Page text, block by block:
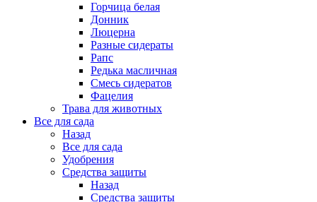
Горчица белая
Донник
Люцерна
Разные сидераты
Рапс
Редька масличная
Смесь сидератов
Фацелия
Трава для животных
Все для сада
Назад
Все для сада
Удобрения
Средства защиты
Назад
Средства защиты